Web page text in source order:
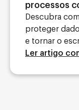
processos
Descubra
proteger
e tornar o
Ler artigo